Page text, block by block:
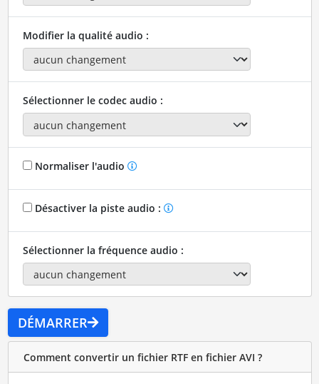
Modifier la qualité audio :
Sélectionner le codec audio :
Normaliser l'audio
Désactiver la piste audio :
Sélectionner la fréquence audio :
DÉMARRER
Comment convertir un fichier RTF en fichier AVI ?